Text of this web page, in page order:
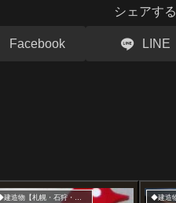
シェアする
Facebook LINE
◆建造物【札幌・石狩・江別】